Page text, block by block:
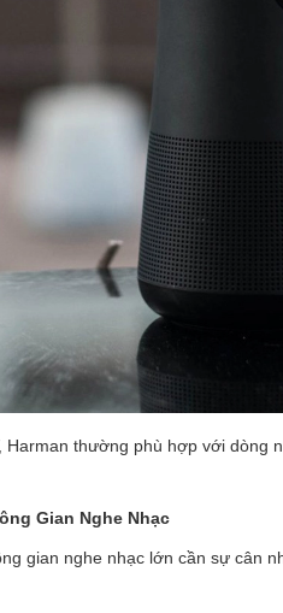
Harman thường phù hợp với dòng
Gian Nghe Nhạc
gian nghe nhạc lớn cần sự cân